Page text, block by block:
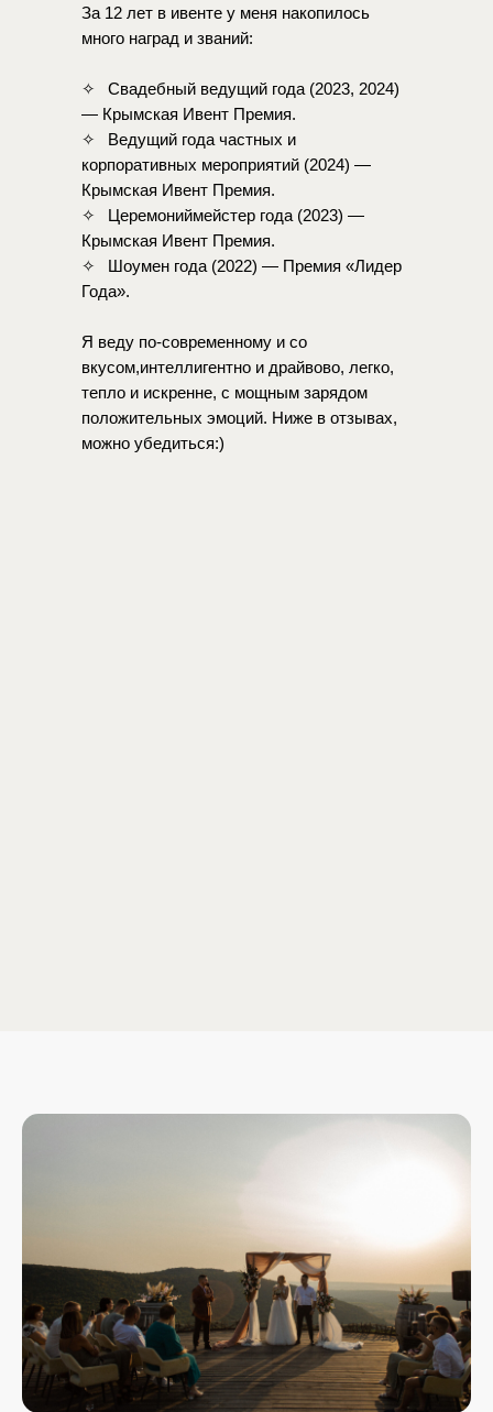
За 12 лет в ивенте у меня накопилось
много наград и званий:
✧⠀Свадебный ведущий года (2023, 2024)
— Крымская Ивент Премия.
✧⠀Ведущий года частных и
корпоративных мероприятий (2024) —
Крымская Ивент Премия.
✧⠀Церемониймейстер года (2023) —
Крымская Ивент Премия.
✧⠀Шоумен года (2022) — Премия «Лидер
Года».
Я веду по-современному и со
вкусом,интеллигентно и драйвово, легко,
тепло и искренне, с мощным зарядом
положительных эмоций. Ниже в отзывах,
можно убедиться:)